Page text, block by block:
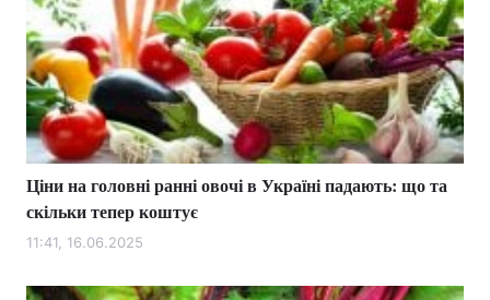
Ціни на головні ранні овочі в Україні падають: що та
скільки тепер коштує
11:41, 16.06.2025